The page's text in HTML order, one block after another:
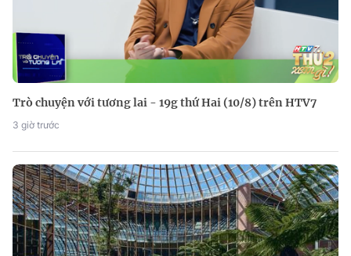
Trò chuyện với tương lai - 19g thứ Hai (10/8) trên HTV7
3 giờ trước